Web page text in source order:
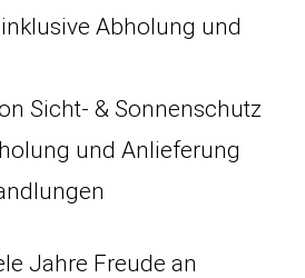
Abholung und
Sicht- & Sonnenschutz
und Anlieferung
Jahre Freude an